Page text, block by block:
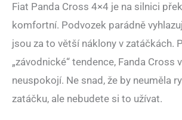
Fiat Panda Cross 4×4 je na silnici
komfortní. Podvozek parádně
jsou za to větší náklony v zatáčkách.
„závodnické“ tendence, Fanda Cross
neuspokojí. Ne snad, že by neuměla
zatáčku, ale nebudete si to užívat.